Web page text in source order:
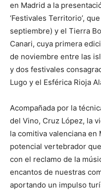
en Madrid a la
‘Festivales Territorio’,
septiembre) y el Tierra
Canari, cuya primera
de noviembre entre las
y dos festivales
Lugo y el Esférica Rioja
Acompañada por la
del Vino, Cruz López, la
la comitiva valenciana en
potencial vertebrador
con el reclamo de la
encantos de nuestras
aportando un impulso